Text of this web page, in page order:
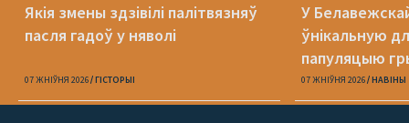
Якія змены здзівілі палітвязняў
пасля гадоў у няволі
07 ЖНІЎНЯ 2026 ГІСТОРЫІ
У
ўнікальную
папуляцыю
07 ЖНІЎНЯ 2026 НАВІНЫ